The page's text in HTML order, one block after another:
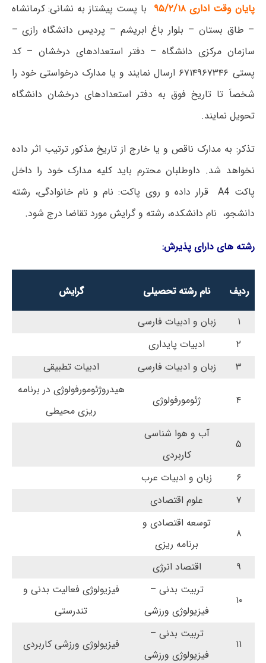
پایان وقت اداری ۹۵/۲/۱۸
با پست پیشتاز به نشانی: کرمانشاه
– طاق بستان – بلوار باغ ابریشم – پردیس دانشگاه رازی –
سازمان مرکزی دانشگاه – دفتر استعدادهای درخشان – کد
پستی ۶۷۱۴۹۶۷۳۴۶ ارسال نمایند و یا مدارک درخواستی خود را
شخصاَ تا تاریخ فوق به دفتر استعدادهای درخشان دانشگاه
تحویل نمایند.
تذکر: به مدارک ناقص و یا خارج از تاریخ مذکور ترتیب اثر داده
نخواهد شد. داوطلبان محترم باید کلیه مدارک خود را داخل
پاکت A4 قرار داده و روی پاکت: نام و نام خانوادگی، رشته
دانشجو، نام دانشکده، رشته و گرایش مورد تقاضا درج شود.
رشته های دارای پذیرش:
ردیف نام رشته تحصیلی گرایش
۱
زبان و ادبیات فارسی
۲
ادبیات پایداری
۳
زبان و ادبیات فارسی ادبیات تطبیقی
۴ ژئومورفولوژی
هیدروژئومورفولوژی در برنامه
ریزی محیطی
۵
آب و هوا شناسی
کاربردی
۶
زبان و ادبیات عرب
۷
علوم اقتصادی
۸
توسعه اقتصادی و
برنامه ریزی
۹
اقتصاد انرژی
۱۰
تربیت بدنی –
فیزیولوژی ورزشی
فیزیولوژی فعالیت بدنی و
تندرستی
۱۱
تربیت بدنی –
فیزیولوژی ورزشی
فیزیولوژی ورزشی کاربردی